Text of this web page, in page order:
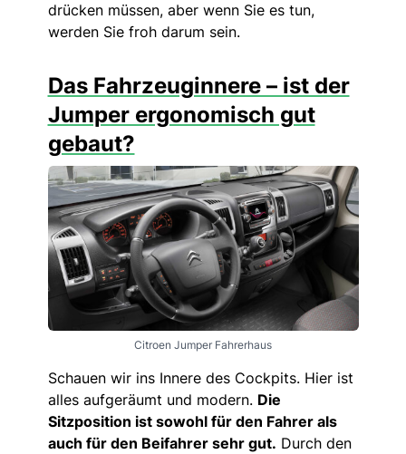
drücken müssen, aber wenn Sie es tun,
werden Sie froh darum sein.
Das Fahrzeuginnere – ist der
Jumper ergonomisch gut
gebaut?
Citroen Jumper Fahrerhaus
Schauen wir ins Innere des Cockpits. Hier ist
alles aufgeräumt und modern. Die
Sitzposition ist sowohl für den Fahrer als
auch für den Beifahrer sehr gut. Durch den